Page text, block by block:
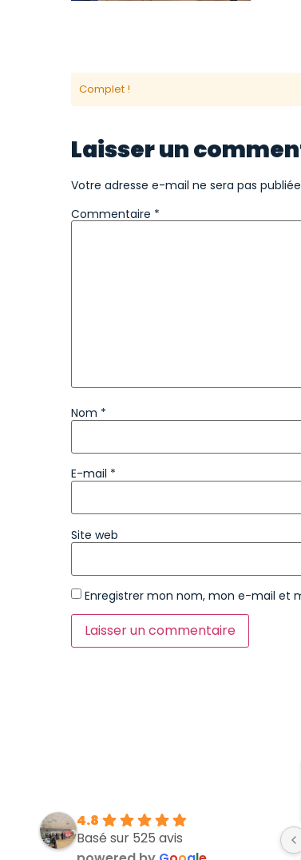
Complet !
Laisser un
Votre adresse e-mail ne sera pas
Commentaire *
Nom *
E-mail *
Site web
Enregistrer mon nom, mon e-mail et
4.8
Basé sur 525 avis